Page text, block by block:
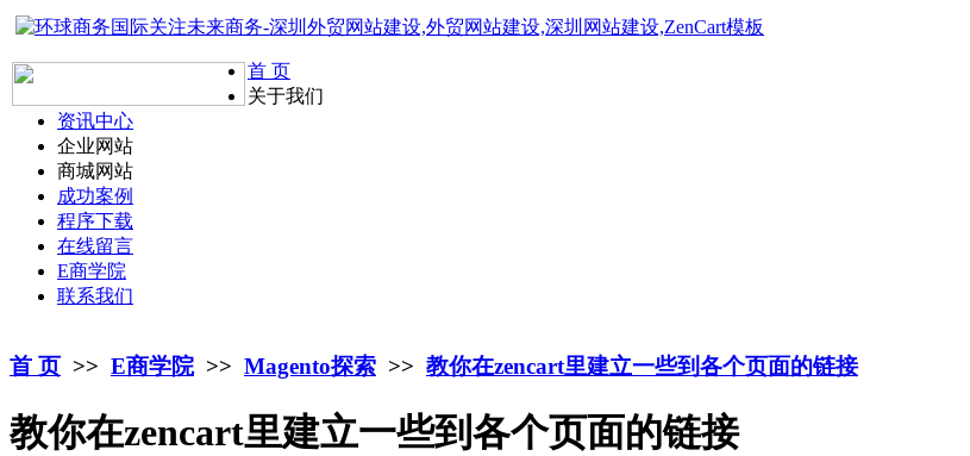
首 页
关于我们
资讯中心
企业网站
商城网站
成功案例
程序下载
在线留言
E商学院
联系我们
首 页 >> E商学院>> Magento探索 >> 教你在zencart里建立一些到各个页面的链接
教你在zencart里建立一些到各个页面的链接